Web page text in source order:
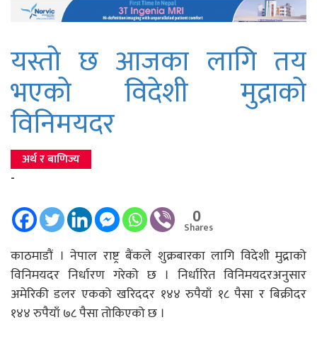
यस्तो छ आजका लागि तय
भएको विदेशी मुद्राको
विनिमयदर
अर्थ र बाणिज्य
-
0
Shares
काठमाडौं । नेपाल राष्ट्र बैंकले शुक्रबारका लागि विदेशी मुद्राको
विनिमयदर निर्धारण गरेको छ । निर्धारित विनिमयदरअनुसार
अमेरिकी डलर एकको खरिददर १४४ रुपैयाँ १८ पैसा र बिक्रीदर
१४४ रुपैयाँ ७८ पैसा तोकिएको छ ।